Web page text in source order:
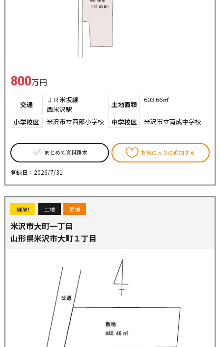
800万円
交通
ＪＲ米坂線
西米沢駅
土地面積
603.66㎡
小学校区 米沢市立西部小学校 中学校区 米沢市立南成中学校
まとめて資料請求 お気に入りに追加する
登録日：2026/7/31
NEW! 土地 更地
米沢市大町一丁目
山形県米沢市大町１丁目